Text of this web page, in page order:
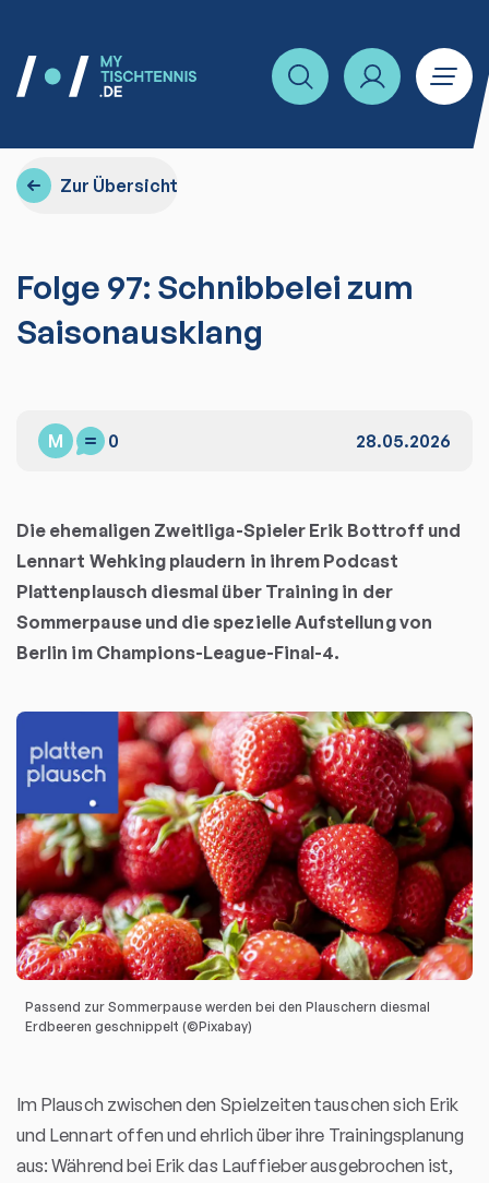
Zur Übersicht
Folge 97: Schnibbelei zum
Saisonausklang
M 0 28.05.2026
Die ehemaligen Zweitliga-Spieler Erik Bottroff und
Lennart Wehking plaudern in ihrem Podcast
Plattenplausch diesmal über Training in der
Sommerpause und die spezielle Aufstellung von
Berlin im Champions-League-Final-4.
Passend zur Sommerpause werden bei den Plauschern diesmal
Erdbeeren geschnippelt (©Pixabay)
Im Plausch zwischen den Spielzeiten tauschen sich Erik
und Lennart offen und ehrlich über ihre Trainingsplanung
aus: Während bei Erik das Lauffieber ausgebrochen ist,